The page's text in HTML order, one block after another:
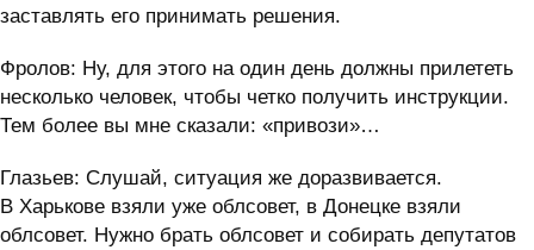
заставлять его принимать решения.
Фролов: Ну, для этого на один день должны прилететь
несколько человек, чтобы четко получить инструкции.
Тем более вы мне сказали: «привози»…
Глазьев: Слушай, ситуация же доразвивается.
В Харькове взяли уже облсовет, в Донецке взяли
облсовет. Нужно брать облсовет и собирать депутатов